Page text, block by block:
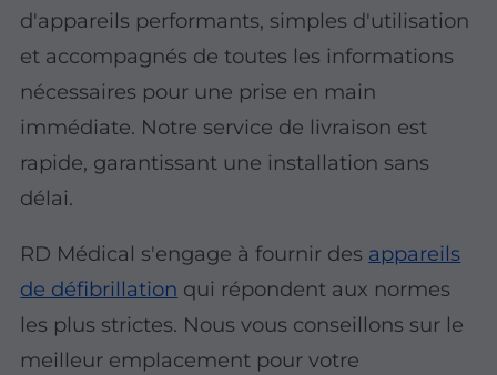
d'appareils performants, simples d'utilisation
et accompagnés de toutes les informations
nécessaires pour une prise en main
immédiate. Notre service de livraison est
rapide, garantissant une installation sans
délai.
RD Médical s'engage à fournir des appareils
de défibrillation qui répondent aux normes
les plus strictes. Nous vous conseillons sur le
meilleur emplacement pour votre